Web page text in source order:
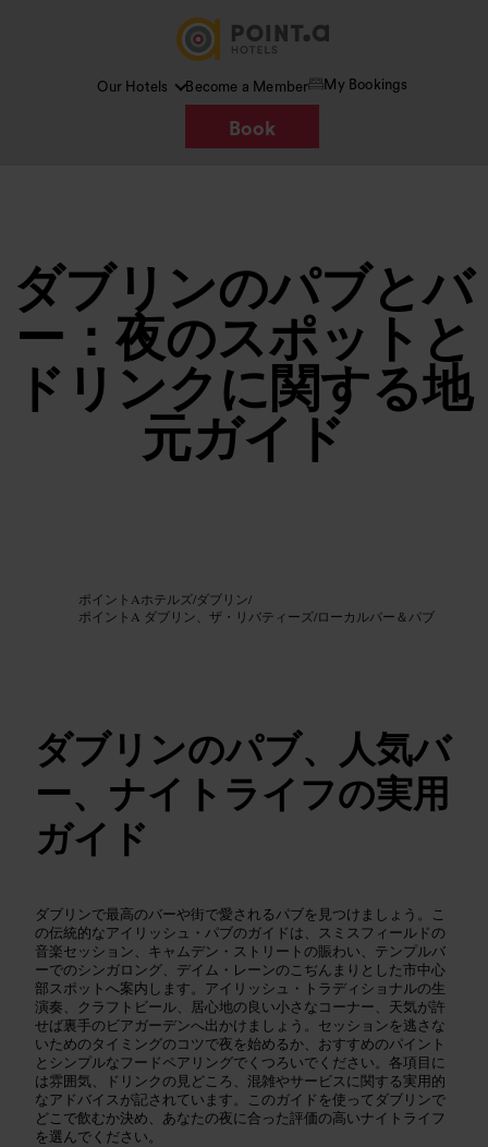
Our Hotels Become a Member My Bookings
Book
ダブリンのパブとバ
ー：夜のスポットと
ドリンクに関する地
元ガイド
ポイントAホテルズ/ダブリン/
ポイントA ダブリン、ザ・リバティーズ/ローカルバー＆パブ
ダブリンのパブ、人気バ
ー、ナイトライフの実用
ガイド
ダブリンで最高のバーや街で愛されるパブを見つけましょう。こ
の伝統的なアイリッシュ・パブのガイドは、スミスフィールドの
音楽セッション、キャムデン・ストリートの賑わい、テンプルバ
ーでのシンガロング、デイム・レーンのこぢんまりとした市中心
部スポットへ案内します。アイリッシュ・トラディショナルの生
演奏、クラフトビール、居心地の良い小さなコーナー、天気が許
せば裏手のビアガーデンへ出かけましょう。セッションを逃さな
いためのタイミングのコツで夜を始めるか、おすすめのパイント
とシンプルなフードペアリングでくつろいでください。各項目に
は雰囲気、ドリンクの見どころ、混雑やサービスに関する実用的
なアドバイスが記されています。このガイドを使ってダブリンで
どこで飲むか決め、あなたの夜に合った評価の高いナイトライフ
を選んでください。